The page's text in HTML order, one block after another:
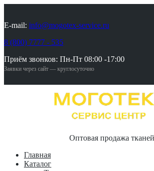
E-mail: info@mogotex-service.ru
8 (800) 7777 - 535
Приём звонков: Пн-Пт 08:00 -17:00
Заявки через сайт — круглосуточно
Оптовая продажа тканей
Главная
Каталог